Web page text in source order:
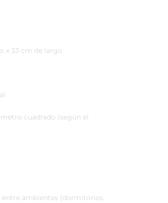
x 33 cm de largo
metro cuadrado (según el
ambientes (dormitorios,